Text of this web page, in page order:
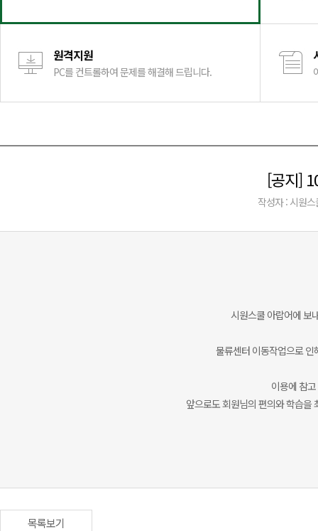
원격지원
PC를 컨트롤하여 문제를 해결해 드립니다.
[공지]
작성자 : 시원스
시원스쿨 아랍어에 보
물류센터 이동작업으로
이용에 참
앞으로도 회원님의 편의와 학습을
목록보기